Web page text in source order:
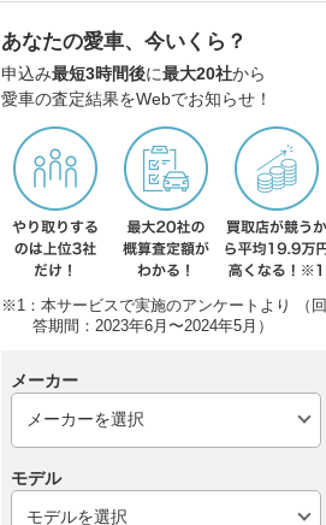
あなたの愛車、今いくら？
申込み最短3時間後に最大20社から
愛車の査定結果をWebでお知らせ！
※1：本サービスで実施のアンケートより （回
答期間：2023年6月〜2024年5月）
メーカー
モデル